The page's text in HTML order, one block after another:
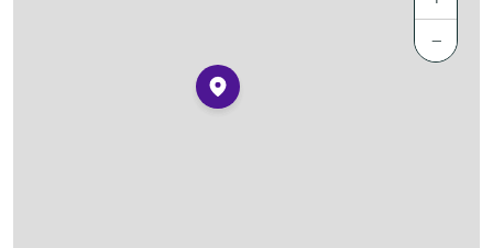
−